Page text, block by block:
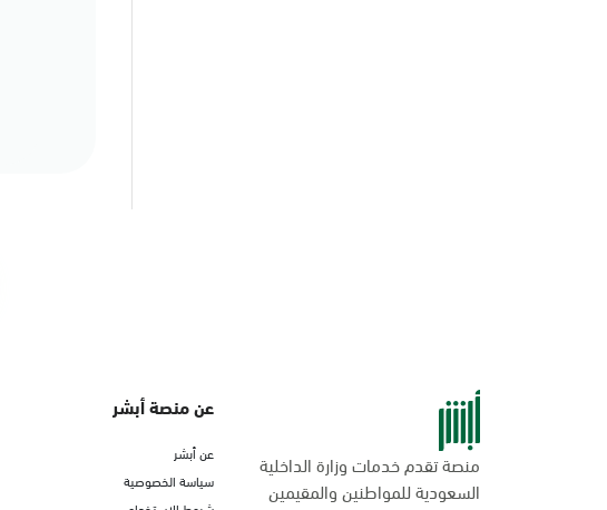
منصة تقدم خدمات وزارة الداخلية
السعودية للمواطنين والمقيمين
عن منصة أبشر
عن أبشر
سياسة الخصوصية